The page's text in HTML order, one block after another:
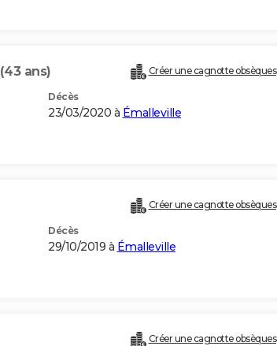
(43 ans) Créer une cagnotte obsèques
Décès
23/03/2020 à Émalleville
Créer une cagnotte obsèques
Décès
29/10/2019 à Émalleville
Créer une cagnotte obsèques